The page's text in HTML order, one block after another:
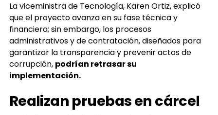
La viceministra de Tecnología, Karen Ortiz, explicó
que el proyecto avanza en su fase técnica y
financiera; sin embargo, los procesos
administrativos y de contratación, diseñados para
garantizar la transparencia y prevenir actos de
corrupción, podrían retrasar su
implementación.
Realizan pruebas en cárcel